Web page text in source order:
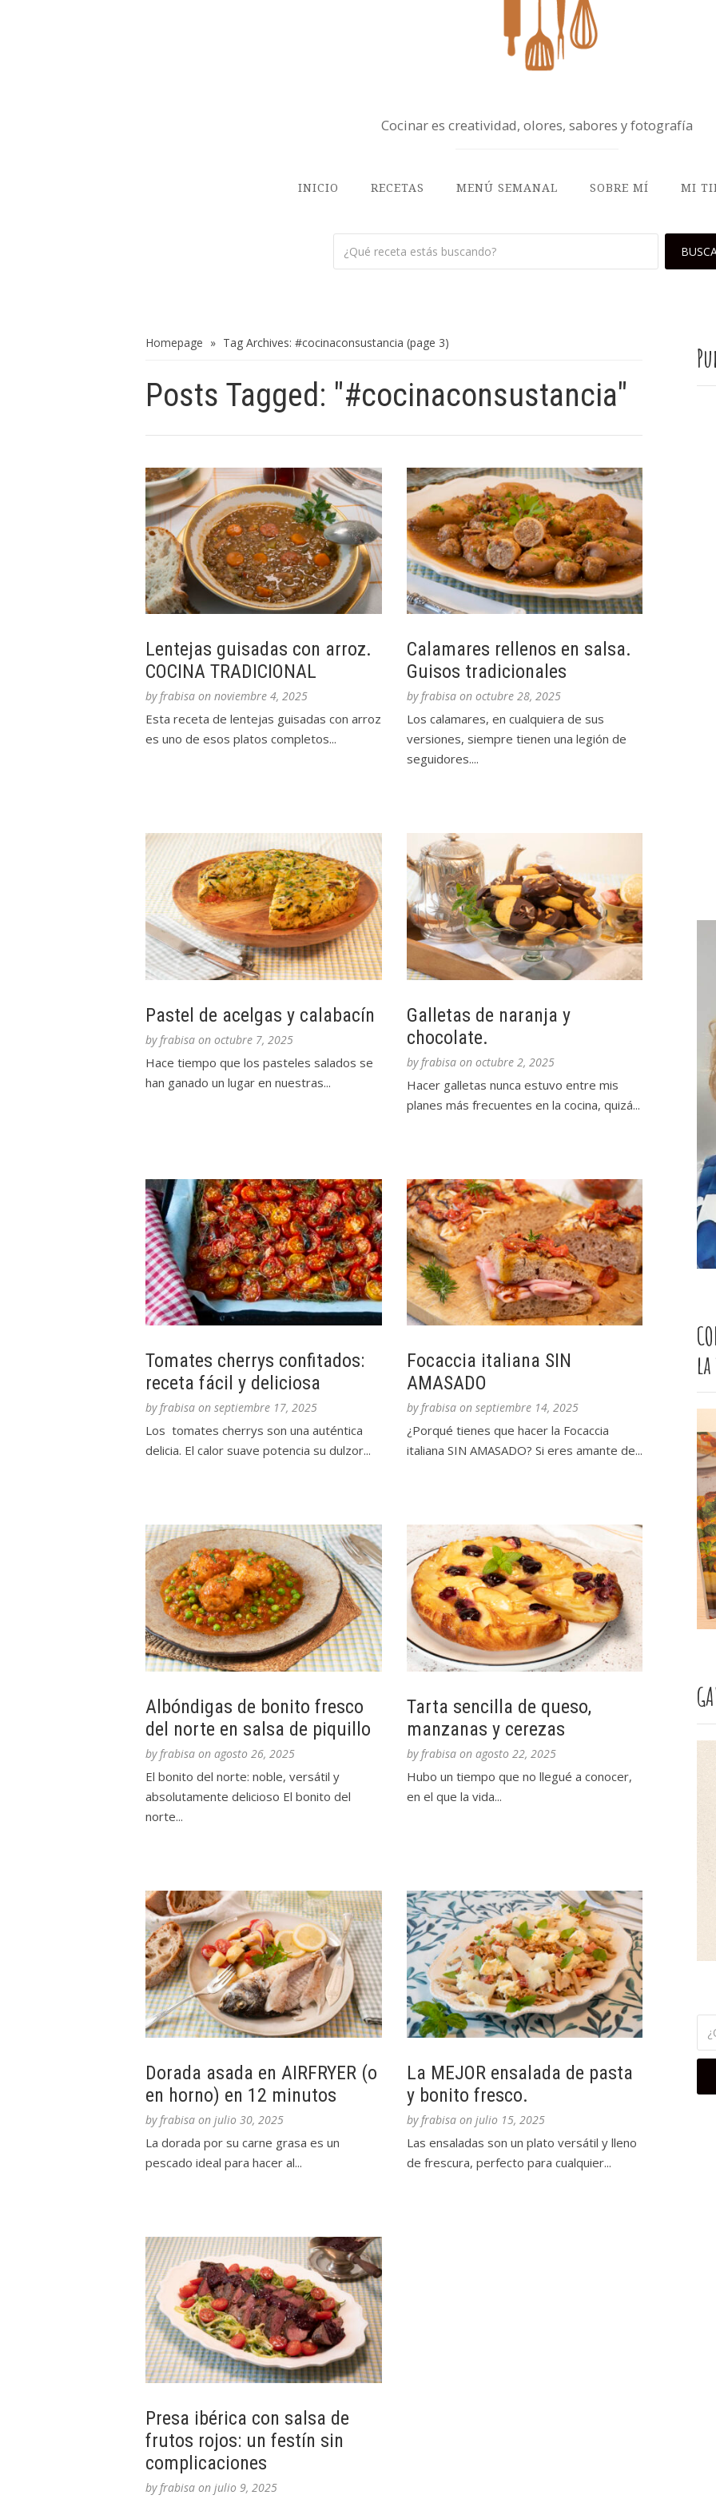
Cocinar es creatividad, olores, sabores y fotografía
INICIO RECETAS MENÚ SEMANAL SOBRE MÍ MI
Homepage » Tag Archives: #cocinaconsustancia (page 3)
Posts Tagged: "#cocinaconsustancia"
Lentejas guisadas con arroz.
COCINA TRADICIONAL
byfrabisa on noviembre 4, 2025
Esta receta de lentejas guisadas con arroz
es uno de esos platos completos...
Calamares rellenos en salsa.
Guisos tradicionales
byfrabisa on octubre 28, 2025
Los calamares, en cualquiera de sus
versiones, siempre tienen una legión de
seguidores....
Pastel de acelgas y calabacín
byfrabisa on octubre 7, 2025
Hace tiempo que los pasteles salados se
han ganado un lugar en nuestras...
Galletas de naranja y
chocolate.
byfrabisa on octubre 2, 2025
Hacer galletas nunca estuvo entre mis
planes más frecuentes en la cocina, quizá...
Tomates cherrys confitados:
receta fácil y deliciosa
byfrabisa on septiembre 17, 2025
Los tomates cherrys son una auténtica
delicia. El calor suave potencia su dulzor...
Focaccia italiana SIN
AMASADO
byfrabisa on septiembre 14, 2025
¿Porqué tienes que hacer la Focaccia
italiana SIN AMASADO? Si eres amante de...
Albóndigas de bonito fresco
del norte en salsa de piquillo
byfrabisa on agosto 26, 2025
El bonito del norte: noble, versátil y
absolutamente delicioso El bonito del
norte...
Tarta sencilla de queso,
manzanas y cerezas
byfrabisa on agosto 22, 2025
Hubo un tiempo que no llegué a conocer,
en el que la vida...
Dorada asada en AIRFRYER (o
en horno) en 12 minutos
by frabisa on julio 30, 2025
La dorada por su carne grasa es un
pescado ideal para hacer al...
La MEJOR ensalada de pasta
y bonito fresco.
by frabisa on julio 15, 2025
Las ensaladas son un plato versátil y lleno
de frescura, perfecto para cualquier...
Presa ibérica con salsa de
frutos rojos: un festín sin
complicaciones
byfrabisa on julio 9, 2025